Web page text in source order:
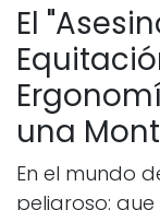
El
una
En el mundo
peligroso: